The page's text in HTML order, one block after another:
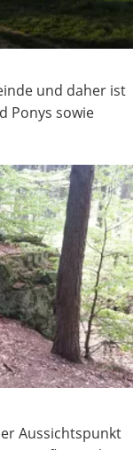
und daher ist
Ponys sowie
Aussichtspunkt